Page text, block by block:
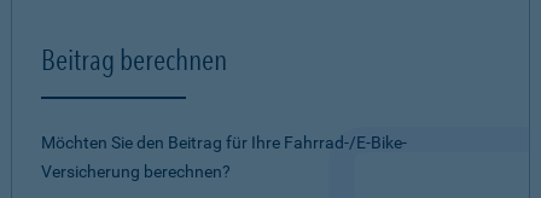
Beitrag berechnen
Möchten Sie den Beitrag für Ihre Fahrrad-/E-Bike-
Versicherung berechnen?